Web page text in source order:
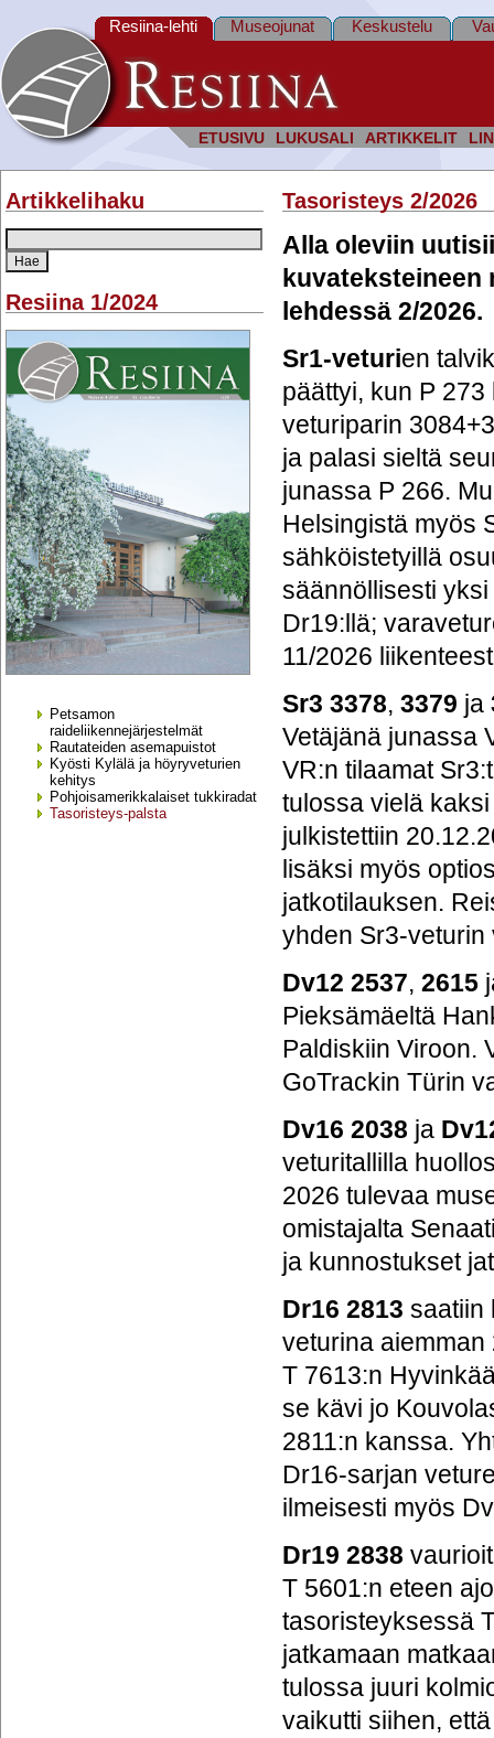
ETUSIVU LUKUSALI ARTIKKELIT
Resiina-lehti Museojunat Keskustelu
Artikkelihaku
Resiina 1/2024
Petsamon
raideliikennejärjestelmät
Rautateiden asemapuistot
Kyösti Kylälä ja höyryveturien
kehitys
Pohjoisamerikkalaiset tukkiradat
Tasoristeys-palsta
Tasoristeys 2/2026
Alla oleviin
kuvateksteineen
lehdessä 2/2026.
Sr1-veturien
päättyi, kun P
veturiparin
ja palasi sieltä
junassa P 266.
Helsingistä myös
sähköistetyillä
säännöllisesti
Dr19:llä;
11/2026
Sr3 3378,3379 ja
Vetäjänä junassa
VR:n tilaamat
tulossa vielä
julkistettiin
lisäksi myös
jatkotilauksen.
yhden Sr3-
Dv12 2537,2615
Pieksämäeltä
Paldiskiin Viroon.
GoTrackin Türin
Dv16 2038 ja
veturitallilla
2026 tulevaa
omistajalta
ja kunnostukset
Dr16 2813 saatiin
veturina
T 7613:n
se kävi jo
2811:n kanssa.
Dr16-sarjan
ilmeisesti myös
Dr19 2838
T 5601:n eteen
tasoristeyksessä
jatkamaan
tulossa juuri
vaikutti siihen,